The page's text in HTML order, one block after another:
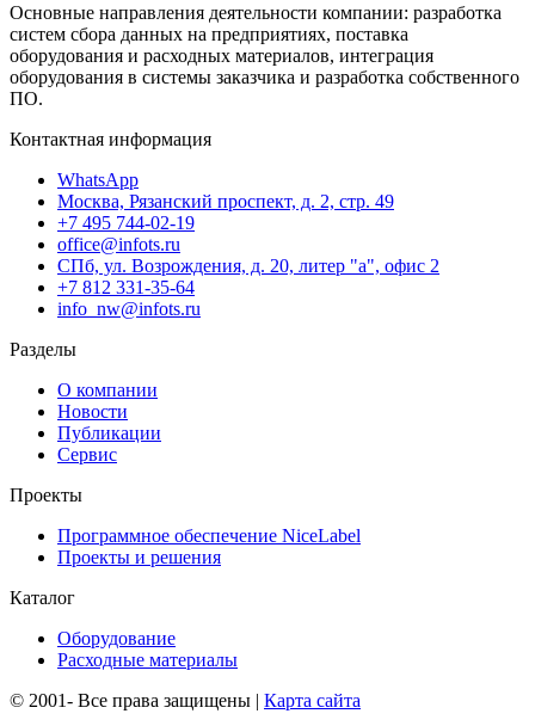
Основные направления деятельности компании: разработка
систем сбора данных на предприятиях, поставка
оборудования и расходных материалов, интеграция
оборудования в системы заказчика и разработка собственного
ПО.
Контактная информация
WhatsApp
Москва, Рязанский проспект, д. 2, стр. 49
+7 495 744-02-19
office@infots.ru
СПб, ул. Возрождения, д. 20, литер "a", офис 2
+7 812 331-35-64
info_nw@infots.ru
Разделы
О компании
Новости
Публикации
Сервис
Проекты
Программное обеспечение NiceLabel
Проекты и решения
Каталог
Оборудование
Расходные материалы
© 2001- Все права защищены | Карта сайта